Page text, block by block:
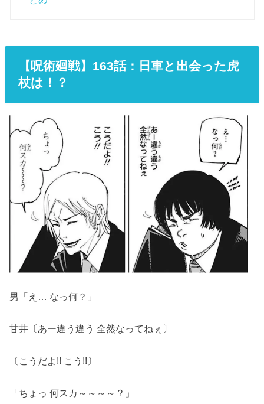
【呪術廻戦】163話：日車と出会った虎
杖は！？
男「え… なっ何？」
甘井〔あー違う違う 全然なってねぇ〕
〔こうだよ!! こう!!〕
「ちょっ 何スカ～～～～？」